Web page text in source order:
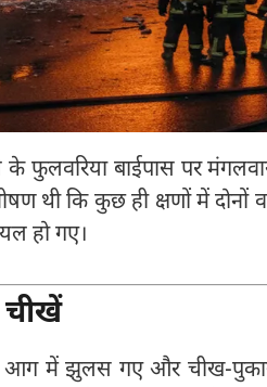
के फुलवरिया बाईपास पर
थी कि कुछ ही क्षणों में
हो गए।
चीखें
आग में झुलस गए और चीख-